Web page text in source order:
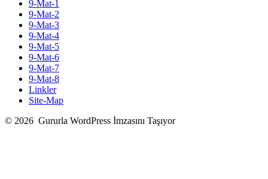
9-Mat-1
9-Mat-2
9-Mat-3
9-Mat-4
9-Mat-5
9-Mat-6
9-Mat-7
9-Mat-8
Linkler
Site-Map
© 2026 Gururla WordPress İmzasını Taşıyor